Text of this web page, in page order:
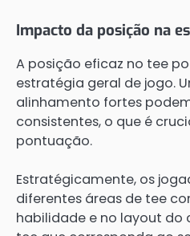
Impacto da posição na
A posição eficaz no tee
estratégia geral de jogo.
alinhamento fortes
consistentes, o que é
pontuação.
Estratégicamente, os
diferentes áreas de tee
habilidade e no layout do